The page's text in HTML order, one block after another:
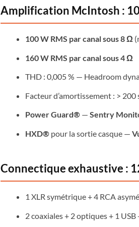
Amplification McIntosh :
100 W RMS par canal sous 8 Ω
160 W RMS par canal sous 4 Ω
THD : 0,005 % — Headroom
Facteur d’amortissement : > 200
Power Guard®— Sentry
HXD®pour la sortie casque —
Connectique exhaustive :
1 XLR symétrique + 4 RCA
2 coaxiales + 2 optiques + 1 USB